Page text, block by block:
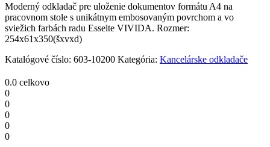
Moderný odkladač pre uloženie dokumentov formátu A4 na
pracovnom stole s unikátnym embosovaným povrchom a vo
sviežich farbách radu Esselte VIVIDA. Rozmer:
254x61x350(šxvxd)
Katalógové číslo: 603-10200 Kategória: Kancelárske odkladače
0.0 celkovo
0
0
0
0
0